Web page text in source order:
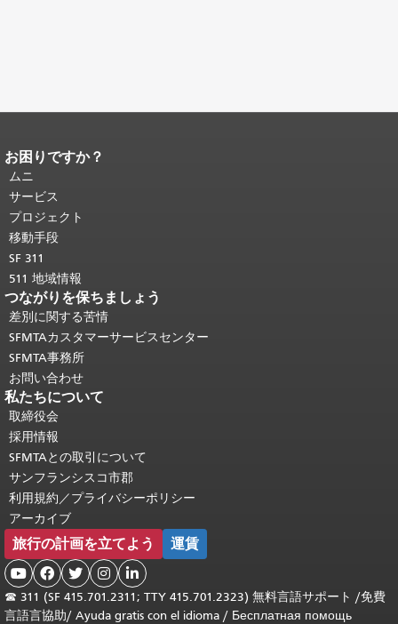
ページコンテンツの終わり。
ジの残りの部分はすべてのページで繰
り返されます。
頭に戻る。
お困りですか？
ムニ
サービス
プロジェクト
移動手段
SF 311
511 地域情報
つながりを保ちましょう
差別に関する苦情
SFMTAカスタマーサービスセンター
SFMTA事務所
お問い合わせ
私たちについて
取締役会
採用情報
SFMTAとの取引について
サンフランシスコ市郡
利用規約／プライバシーポリシー
アーカイブ
旅行の計画を立てよう 運賃
    
☎ 311 (SF 415.701.2311; TTY 415.701.2323) 無料言語サポート /免費
言語言協助/ Ayuda gratis con el idioma / Бесплатная помощь